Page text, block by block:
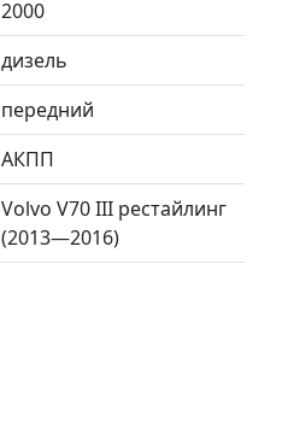
2000
дизель
передний
АКПП
Volvo V70 III рестайлинг
(2013—2016)